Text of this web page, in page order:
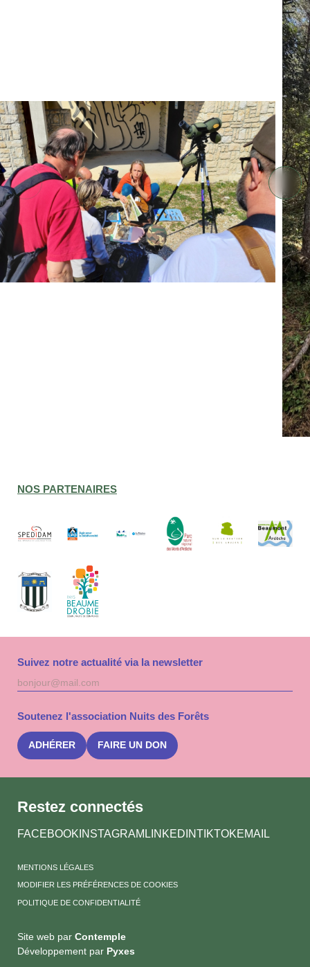
NOS PARTENAIRES
Suivez notre actualité via la newsletter
Adresse
mail
à
Soutenez l'association Nuits des Forêts
ADHÉRER FAIRE UN DON
Restez connectés
FACEBOOK INSTAGRAM LINKEDINTIKTOKEMAIL
MENTIONS LÉGALES
MODIFIER LES PRÉFÉRENCES DE COOKIES
POLITIQUE DE CONFIDENTIALITÉ
Site web par Contemple
Développement par Pyxes